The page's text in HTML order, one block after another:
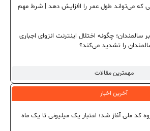
مهمترین مقالات
که می‌تواند طول عمر را افزایش دهد | شرط مهم
سالمندان؛ چگونه اختلال اینترنت انزوای اجباری
را تشدید می‌کند؟
آخرین اخبار
کد ملی آغاز شد؛ اعتبار یک میلیونی تا یک ماه